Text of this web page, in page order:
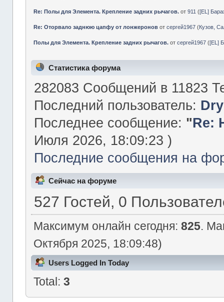
Re: Полы для Элемента. Крепление задних рычагов. от911 ([EL]
Re: Оторвало заднюю цапфу от лонжеронов отсергей1967 (Кузов,
Полы для Элемента. Крепление задних рычагов. отсергей1967 ([EL]
Статистика форума
282083 Сообщений в 11823
Последний пользователь: Dry
Последнее сообщение: "Re:
Июля 2026, 18:09:23 )
Последние сообщения на
Сейчас на форуме
527 Гостей, 0
Максимум онлайн сегодня: 825.
Октября 2025, 18:09:48)
Users Logged In Today
Total: 3